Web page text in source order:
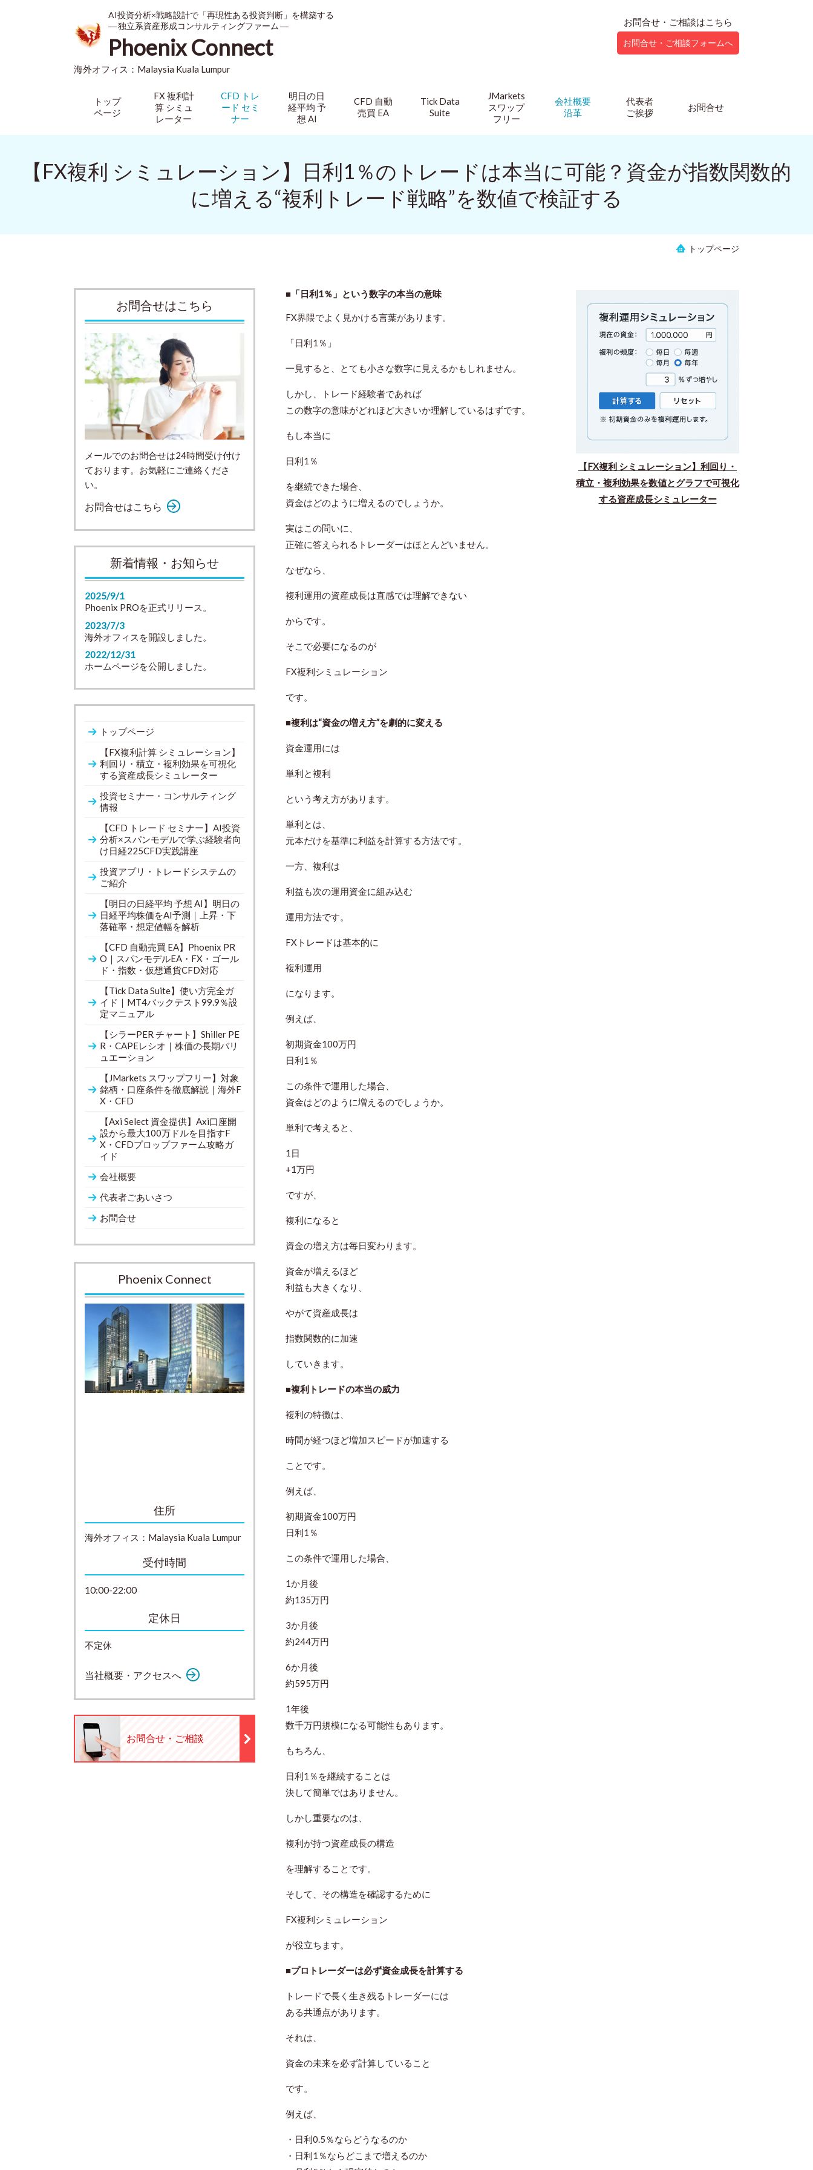
AI投資分析×戦略設計で「再現性ある投資判断」を構築する
― 独立系資産形成コンサルティングファーム ―
Phoenix Connect
海外オフィス： Malaysia Kuala Lumpur
お問合せ・ご相談はこちら
お問合せ・ご相談フォームへ
トップ
ページ
FX 複利計
算 シミュ
レーター
CFD トレ
ード セミ
ナー
明日の日
経平均 予
想 AI
CFD 自動
売買 EA
Tick Data
Suite
JMarkets
スワップ
フリー
会社概要
沿革
代表者
ご挨拶
お問合せ
【FX複利 シミュレーション】日利1％のトレードは本当に可能？資金が指数関数的
に増える“複利トレード戦略”を数値で検証する
トップページ
【FX複利 シミュレーション】利回り・
積立・複利効果を数値とグラフで可視化
する資産成長シミュレーター
■「日利1％」という数字の本当の意味
FX界隈でよく見かける言葉があります。
「日利1％」
一見すると、とても小さな数字に見えるかもしれません。
しかし、トレード経験者であれば
この数字の意味がどれほど大きいか理解しているはずです。
もし本当に
日利1％
を継続できた場合、
資金はどのように増えるのでしょうか。
実はこの問いに、
正確に答えられるトレーダーはほとんどいません。
なぜなら、
複利運用の資産成長は直感では理解できない
からです。
そこで必要になるのが
FX複利シミュレーション
です。
■複利は“資金の増え方”を劇的に変える
資金運用には
単利 と複利
という考え方があります。
単利とは、
元本だけを基準に利益を計算する方法です。
一方、複利は
利益も次の運用資金に組み込む
運用方法です。
FXトレードは基本的に
複利運用
になります。
例えば、
初期資金100万円
日利1％
この条件で運用した場合、
資金はどのように増えるのでしょうか。
単利で考えると、
1日
+1万円
ですが、
複利になると
資金の増え方は毎日変わります。
資金が増えるほど
利益も大きくなり、
やがて資産成長は
指数関数的に加速
していきます。
■複利トレードの本当の威力
複利の特徴は、
時間が経つほど増加スピードが加速する
ことです。
例えば、
初期資金100万円
日利1％
この条件で運用した場合、
1か月後
約135万円
3か月後
約244万円
6か月後
約595万円
1年後
数千万円規模になる可能性もあります。
もちろん、
日利1％を継続することは
決して簡単ではありません。
しかし重要なのは、
複利が持つ資産成長の構造
を理解することです。
そして、その構造を確認するために
FX複利シミュレーション
が役立ちます。
■プロトレーダーは必ず資金成長を計算する
トレードで長く生き残るトレーダーには
ある共通点があります。
それは、
資金の未来を必ず計算していること
です。
例えば、
・日利0.5％ならどうなるのか
・日利1％ならどこまで増えるのか
お問合せはこちら
メールでのお問合せは24時間受け付け
ております。お気軽にご連絡くださ
い。
お問合せはこちら
新着情報・お知らせ
2025/9/1
Phoenix PROを正式リリース。
2023/7/3
海外オフィスを開設しました。
2022/12/31
ホームページを公開しました。
トップページ
【FX複利計算 シミュレーション】
利回り・積立・複利効果を可視化
する資産成長シミュレーター
投資セミナー・コンサルティング
情報
【CFD トレード セミナー】AI投資
分析×スパンモデルで学ぶ経験者向
け日経225CFD実践講座
投資アプリ・トレードシステムの
ご紹介
【明日の日経平均 予想 AI】明日の
日経平均株価をAI予測｜上昇・下
落確率・想定値幅を解析
【CFD 自動売買 EA】Phoenix PR
O｜スパンモデルEA・FX・ゴール
ド・指数・仮想通貨CFD対応
【Tick Data Suite】使い方完全ガ
イド｜MT4バックテスト99.9％設
定マニュアル
【シラーPER チャート】Shiller PE
R・CAPEレシオ｜株価の長期バリ
ュエーション
【JMarkets スワップフリー】対象
銘柄・口座条件を徹底解説｜海外F
X・CFD
【Axi Select 資金提供】Axi口座開
設から最大100万ドルを目指すF
X・CFDプロップファーム攻略ガ
イド
会社概要
代表者ごあいさつ
お問合せ
Phoenix Connect
住所
海外オフィス： Malaysia Kuala Lumpur
受付時間
10:00-22:00
定休日
不定休
当社概要・アクセスへ
お問合せ・ご相談